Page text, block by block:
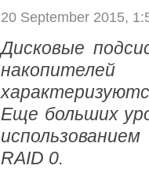
20 September 2015,
Дисковые
Еще больших
RAID 0.